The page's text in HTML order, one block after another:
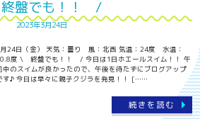
盤でも！！ /
2023年3月24日
24日（金） 天気：曇り 風：北西 気温：24度 水温：
度 \ 終盤でも！！ / 今日は1日ホエールスイム！！ 午
中のスイムが良かったので、午後を待たずにブログアップ
す♪ 今日は早々に親子クジラを発見！！ [……
続きを読む